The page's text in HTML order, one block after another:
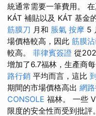
統通常需要一筆費用。
KÁT 補貼以及 KÁT 基金
筋膜刀 月和 脹氣 按摩 5
場價格較高，因此 筋膜
較高。 菲律賓簽證 從
增加了6.7福林，生產商
路行銷 平均而言，這比
期間的市場價格高出 網
CONSOLE 福林。 一些
限度的安全性而受到批